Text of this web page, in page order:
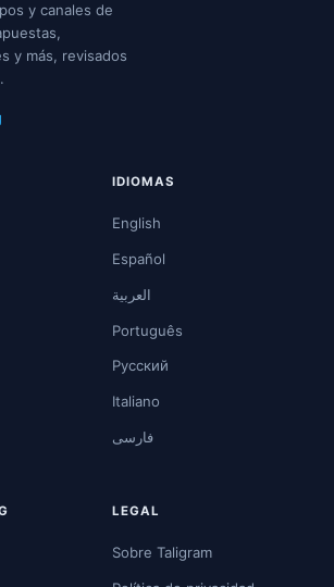
y canales de
y más, revisados
IDIOMAS
English
Español
العربية
Português
Русский
Italiano
فارسی
LEGAL
Sobre Taligram